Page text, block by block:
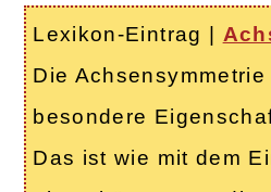
Lexikon-Eintrag |
Die
besondere
Das ist wie mit dem